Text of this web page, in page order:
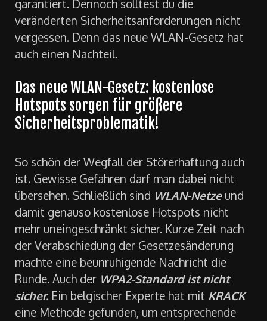
garantiert. Dennoch solltest du die
veränderten Sicherheitsanforderungen nicht
vergessen. Denn das neue WLAN-Gesetz hat
auch einen Nachteil.
Das neue WLAN-Gesetz: kostenlose
Hotspots sorgen für größere
Sicherheitsproblematik!
So schön der Wegfall der Störerhaftung auch
ist. Gewisse Gefahren darf man dabei nicht
übersehen. Schließlich sind WLAN-Netzeund
damit genauso kostenlose Hotspots nicht
mehr uneingeschränkt sicher. Kurze Zeit nach
der Verabschiedung der Gesetzesänderung
machte eine beunruhigende Nachricht die
Runde. Auch der WPA2-Standard ist nicht
sicher. Ein belgischer Experte hat mit KRACK
eine Methode gefunden, um entsprechende